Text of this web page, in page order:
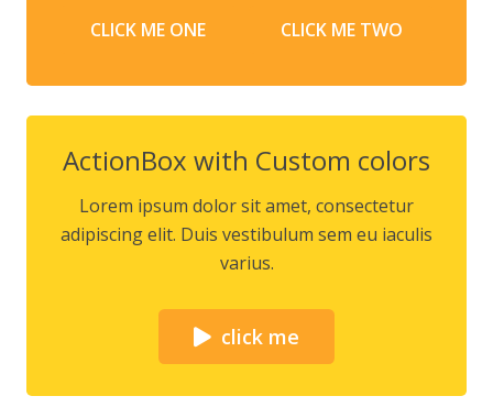
CLICK ME ONE CLICK ME TWO
ActionBox with Custom colors
Lorem ipsum dolor sit amet, consectetur
adipiscing elit. Duis vestibulum sem eu iaculis
varius.
click me